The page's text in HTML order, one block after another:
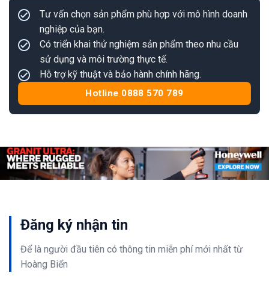
Tư vấn chọn sản phẩm phù hợp với mô hình doanh
nghiệp của bạn.
Có triển khai thử nghiệm sản phẩm theo nhu cầu
sử dụng và môi trường thực tế.
Hỗ trợ kỹ thuật và bảo hành chính hãng.
Hotline 0888 570 789
Đăng ký nhận tin
Để là người đầu tiên có thông tin miễn phímới nhất từ
Hoàng Biển